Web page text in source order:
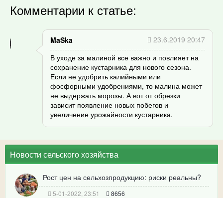
Комментарии к статье:
MaSka
23.6.2019 20:47
В уходе за малиной все важно и повлияет на
сохранение кустарника для нового сезона.
Если не удобрить калийными или
фосфорными удобрениями, то малина может
не выдержать морозы. А вот от обрезки
зависит появление новых побегов и
увеличение урожайности кустарника.
Новости сельского хозяйства
Рост цен на сельхозпродукцию: риски реальны?
5-01-2022, 23:51 8656